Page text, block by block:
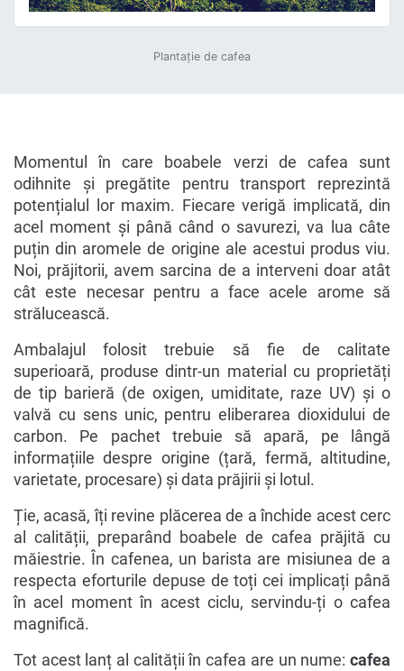
Plantație de cafea
Momentul în care boabele verzi de cafea sunt
odihnite și pregătite pentru transport reprezintă
potențialul lor maxim. Fiecare verigă implicată, din
acel moment și până când o savurezi, va lua câte
puțin din aromele de origine ale acestui produs viu.
Noi, prăjitorii, avem sarcina de a interveni doar atât
cât este necesar pentru a face acele arome să
strălucească.
Ambalajul folosit trebuie să fie de calitate
superioară, produse dintr-un material cu proprietăți
de tip barieră (de oxigen, umiditate, raze UV) și o
valvă cu sens unic, pentru eliberarea dioxidului de
carbon. Pe pachet trebuie să apară, pe lângă
informațiile despre origine (țară, fermă, altitudine,
varietate, procesare) și data prăjirii și lotul.
Ție, acasă, îți revine plăcerea de a închide acest cerc
al calității, preparând boabele de cafea prăjită cu
măiestrie. În cafenea, un barista are misiunea de a
respecta eforturile depuse de toți cei implicați până
în acel moment în acest ciclu, servindu-ți o cafea
magnifică.
Tot acest lanț al calității în cafea are un nume: cafea